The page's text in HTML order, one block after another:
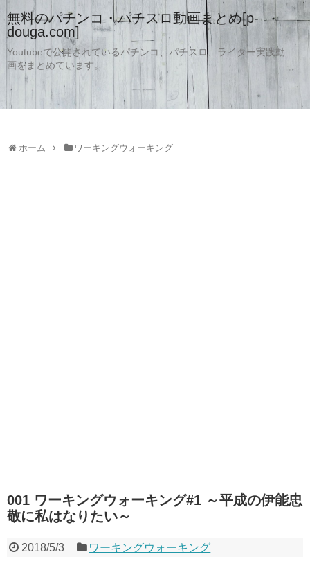
無料のパチンコ・パチスロ動画まとめ[p-
douga.com]
Youtubeで公開されているパチンコ、パチスロ、ライター実践動
画をまとめています。
ホーム ワーキングウォーキング
001 ワーキングウォーキング#1 ～平成の伊能忠
敬に私はなりたい～
2018/5/3 ワーキングウォーキング